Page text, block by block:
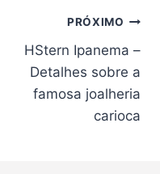
PRÓXIMO
HStern Ipanema –
Detalhes sobre a
famosa joalheria
carioca